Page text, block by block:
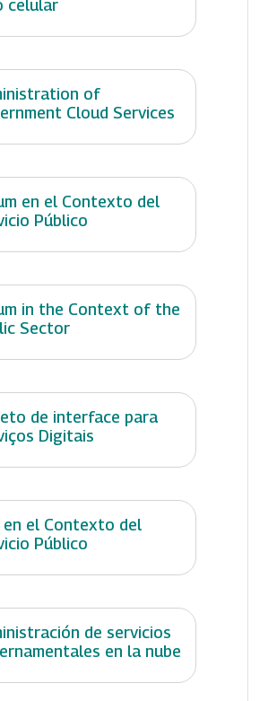
celular
of
Cloud Services
en el Contexto del
Público
in the Context of the
Sector
de interface para
Digitais
en el Contexto del
Público
de servicios
en la nube